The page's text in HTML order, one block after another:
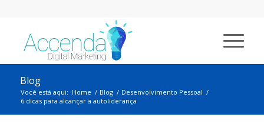
Blog
Você está aqui: Home / Blog / Desenvolvimento Pessoal /
6 dicas para alcançar a autoliderança